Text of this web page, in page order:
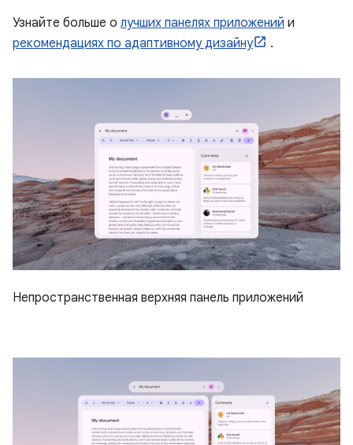
Узнайте больше о лучших панелях приложений и
рекомендациях по адаптивному дизайну
.
Непространственная верхняя панель приложений